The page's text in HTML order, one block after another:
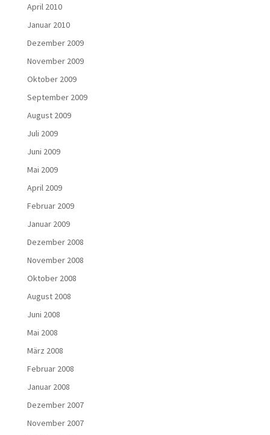
April 2010
Januar 2010
Dezember 2009
November 2009
Oktober 2009
September 2009
August 2009
Juli 2009
Juni 2009
Mai 2009
April 2009
Februar 2009
Januar 2009
Dezember 2008
November 2008
Oktober 2008
August 2008
Juni 2008
Mai 2008
März 2008
Februar 2008
Januar 2008
Dezember 2007
November 2007